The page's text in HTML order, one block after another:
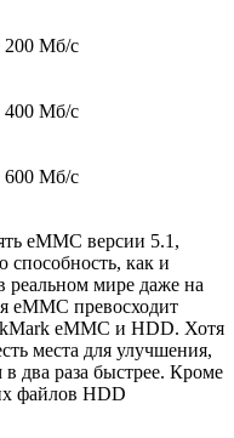
200 Мб/с
400 Мб/с
600 Мб/с
eMMC версии 5.1,
способность, как и
реальном мире даже на
eMMC превосходит
eMMC и HDD. Хотя
места для улучшения,
в два раза быстрее. Кроме
файлов HDD